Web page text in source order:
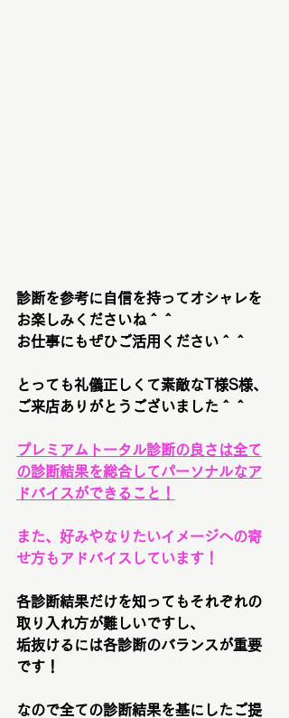
診断を参考に自信を持ってオシャレを
お楽しみくださいね＾＾
お仕事にもぜひご活用ください＾＾
とっても礼儀正しくて素敵なT様S様、
ご来店ありがとうございました＾＾
プレミアムトータル診断の良さは全て
の診断結果を総合してパーソナルなア
ドバイスができること！
また、好みやなりたいイメージへの寄
せ方もアドバイスしています！
各診断結果だけを知ってもそれぞれの
取り入れ方が難しいですし、
垢抜けるには各診断のバランスが重要
です！
なので全ての診断結果を基にしたご提